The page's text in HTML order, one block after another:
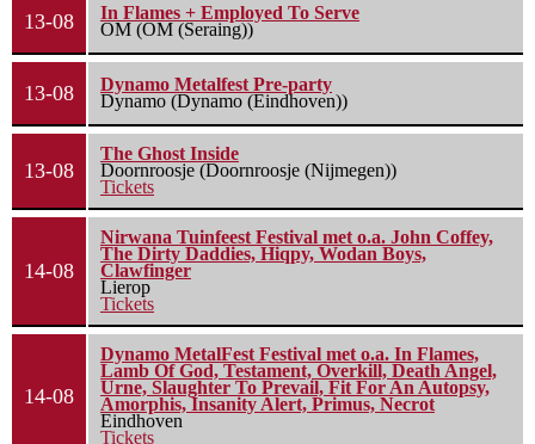
13-08
In Flames + Employed To Serve
OM (OM (Seraing))
13-08
Dynamo Metalfest Pre-party
Dynamo (Dynamo (Eindhoven))
13-08
The Ghost Inside
Doornroosje (Doornroosje (Nijmegen))
Tickets
14-08
Nirwana Tuinfeest Festival met o.a. John Coffey,
The Dirty Daddies, Hiqpy, Wodan Boys,
Clawfinger
Lierop
Tickets
14-08
Dynamo MetalFest Festival met o.a. In Flames,
Lamb Of God, Testament, Overkill, Death Angel,
Urne, Slaughter To Prevail, Fit For An Autopsy,
Amorphis, Insanity Alert, Primus, Necrot
Eindhoven
Tickets